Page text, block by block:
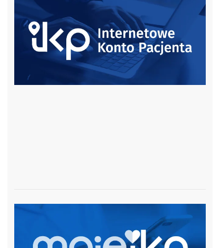
czytaj więcej